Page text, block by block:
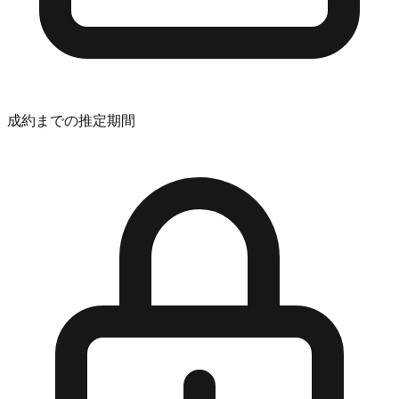
成約までの推定期間